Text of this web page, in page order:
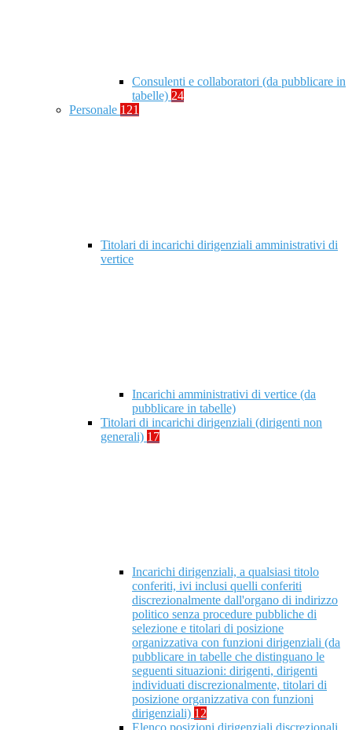
Consulenti e collaboratori (da pubblicare in
tabelle) 24
Personale 121
Titolari di incarichi dirigenziali amministrativi di
vertice
Incarichi amministrativi di vertice (da
pubblicare in tabelle)
Titolari di incarichi dirigenziali (dirigenti non
generali) 17
Incarichi dirigenziali, a qualsiasi titolo
conferiti, ivi inclusi quelli conferiti
discrezionalmente dall'organo di indirizzo
politico senza procedure pubbliche di
selezione e titolari di posizione
organizzativa con funzioni dirigenziali (da
pubblicare in tabelle che distinguano le
seguenti situazioni: dirigenti, dirigenti
individuati discrezionalmente, titolari di
posizione organizzativa con funzioni
dirigenziali) 12